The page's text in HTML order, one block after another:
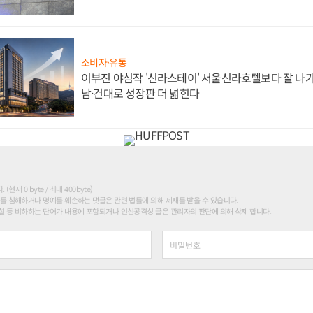
소비자·유통
이부진 야심작 '신라스테이' 서울신라호텔보다 잘 나
남·건대로 성장판 더 넓힌다
. (현재 0 byte / 최대 400byte)
침해하거나 명예를 훼손하는 댓글은 관련 법률에 의해 제재를 받을 수 있습니다.
등 비하하는 단어가 내용에 포함되거나 인신공격성 글은 관리자의 판단에 의해 삭제 합니다.